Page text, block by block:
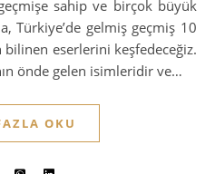
Türkiye’de gelmiş geçmiş 10
bilinen eserlerini keşfedeceğiz.
önde gelen isimleridir ve…
OKU